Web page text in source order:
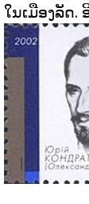
ໃນເມືອງລັດ.